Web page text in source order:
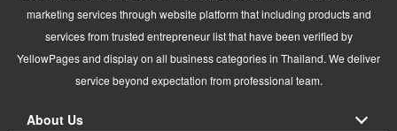
marketing services through website platform that including products and
services from trusted entrepreneur list that have been verified by
YellowPages and display on all business categories in Thailand. We deliver
service beyond expectation from professional team.
About Us